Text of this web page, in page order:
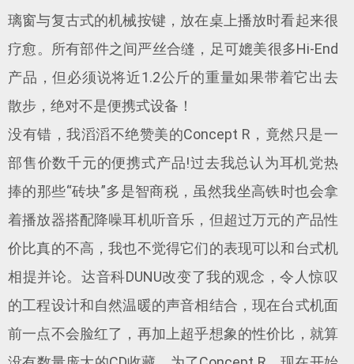
璃窗与复古式的机械按键，放在桌上播放时看起来很
疗愈。所有部件之间严丝合缝，足可媲美很多Hi-End
产品，但必须说将近1.2公斤的重量如果带着它出去
散步，绝对不是便携式设备！
没有错，我滔滔不绝赞美的Concept R，竟然只是一
部售价数千元的便携式产品!过去我总认为耳机党热
捧的那些“砖块”多是智商税，虽然我坐高铁时也会拿
着播放器搭配降噪耳机听音乐，但超过万元的产品性
价比真的不高，我也不觉得它们的表现可以和台式机
相提并论。达音科DUNU改变了我的观念，令人惊叹
的工程设计和自然温暖的声音相结合，现在台式机面
前一点不会脸红了，再加上超乎想象的性价比，就算